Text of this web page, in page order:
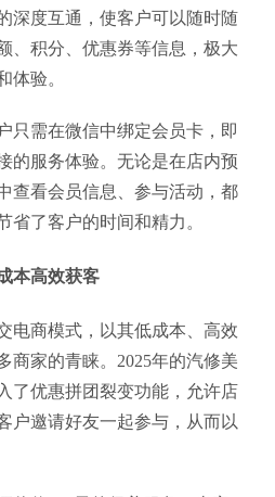
深度互通，使客户可以随时随
、积分、优惠券等信息，极大
体验。
只需在微信中绑定会员卡，即
的服务体验。无论是在店内预
查看会员信息、参与活动，都
省了客户的时间和精力。
本高效获客
电商模式，以其低成本、高效
商家的青睐。2025年的汽修美
了优惠拼团裂变功能，允许店
户邀请好友一起参与，从而以